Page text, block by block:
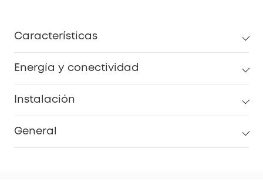
Características
Energía y conectividad
Instalación
General